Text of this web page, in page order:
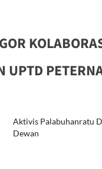
UPTD
Aktivis Palabuhanratu
Dewan